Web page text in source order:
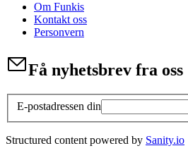
Om Funkis
Kontakt oss
Personvern
Få nyhetsbrev fra oss
E-postadressen din
Structured content powered by Sanity.io